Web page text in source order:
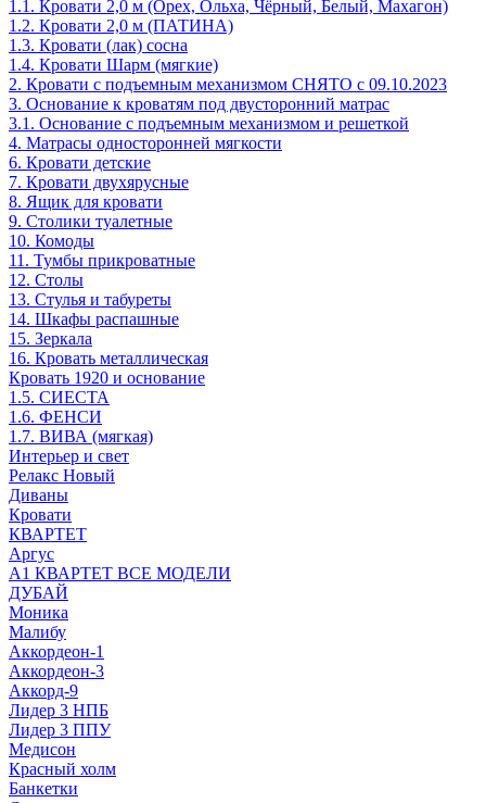
1.1. Кровати 2,0 м (Орех, Ольха, Чёрный, Белый, Махагон)
1.2. Кровати 2,0 м (ПАТИНА)
1.3. Кровати (лак) сосна
1.4. Кровати Шарм (мягкие)
2. Кровати с подъемным механизмом СНЯТО с 09.10.2023
3. Основание к кроватям под двусторонний матрас
3.1. Основание с подъемным механизмом и решеткой
4. Матрасы односторонней мягкости
6. Кровати детские
7. Кровати двухярусные
8. Ящик для кровати
9. Столики туалетные
10. Комоды
11. Тумбы прикроватные
12. Столы
13. Стулья и табуреты
14. Шкафы распашные
15. Зеркала
16. Кровать металлическая
Кровать 1920 и основание
1.5. СИЕСТА
1.6. ФЕНСИ
1.7. ВИВА (мягкая)
Интерьер и свет
Релакс Новый
Диваны
Кровати
КВАРТЕТ
Аргус
А1 КВАРТЕТ ВСЕ МОДЕЛИ
ДУБАЙ
Моника
Малибу
Аккордеон-1
Аккордеон-3
Аккорд-9
Лидер 3 НПБ
Лидер 3 ППУ
Медисон
Красный холм
Банкетки